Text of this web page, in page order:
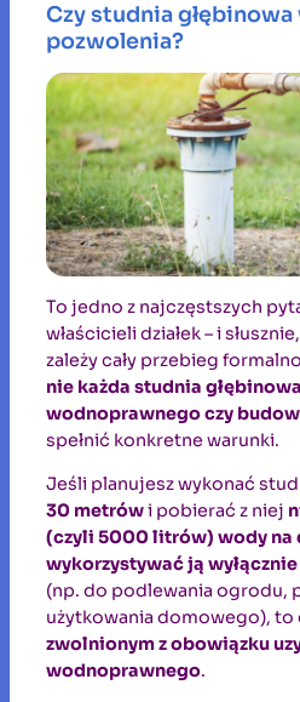
Czy studnia głębinowa
pozwolenia?
To jedno z najczęstszych
właścicieli działek – i
zależy cały przebieg
nie każda studnia
wodnoprawnego czy
spełnić konkretne warunki.
Jeśli planujesz wykonać
30 metrówi pobierać z niej
(czyli 5000 litrów) wody na
wykorzystywać ją
(np. do podlewania ogrodu,
użytkowania domowego), to
zwolnionym z obowiązku
wodnoprawnego.